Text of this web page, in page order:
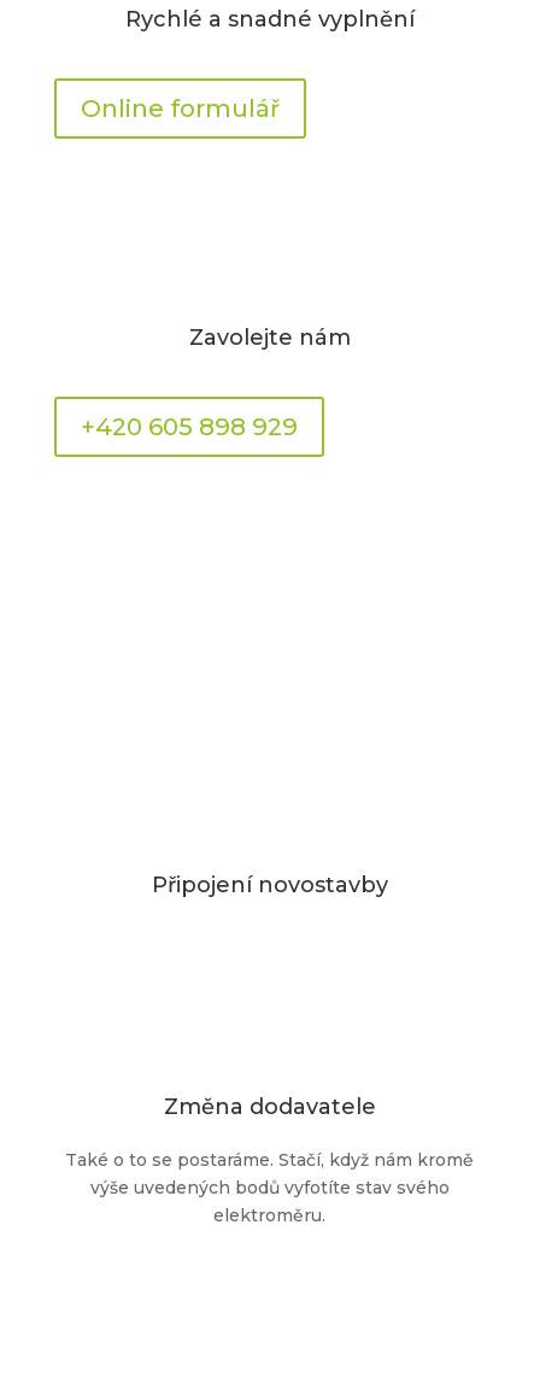
Rychlé a snadné vyplnění
Online formulář
Zavolejte nám
+420 605 898 929
Připojení novostavby
Změna dodavatele
Také o to se postaráme. Stačí, když nám kromě
výše uvedených bodů vyfotíte stav svého
elektroměru.